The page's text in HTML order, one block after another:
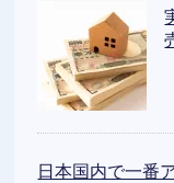
日本国内で一番